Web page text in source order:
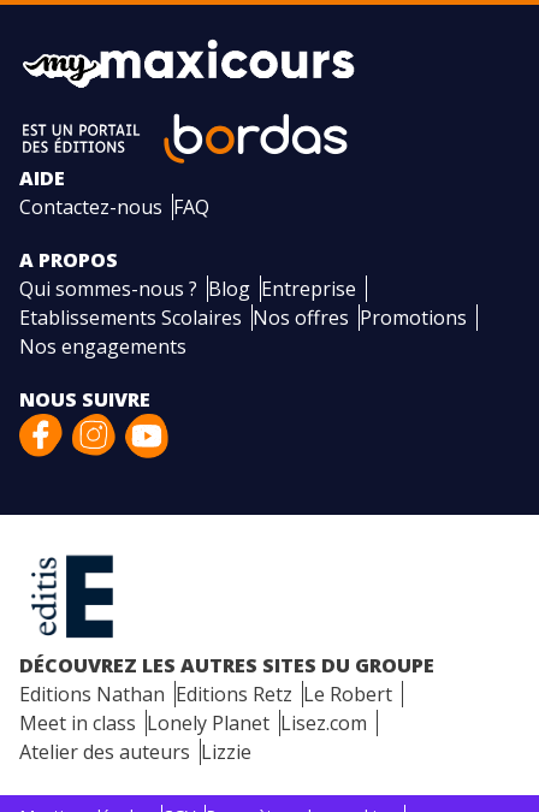
AIDE
Contactez-nous FAQ
A PROPOS
Qui sommes-nous ? Blog Entreprise
Etablissements Scolaires Nos offres Promotions
Nos engagements
NOUS SUIVRE
DÉCOUVREZ LES AUTRES SITES DU GROUPE
Editions Nathan Editions Retz Le Robert
Meet in class Lonely Planet Lisez.com
Atelier des auteurs Lizzie